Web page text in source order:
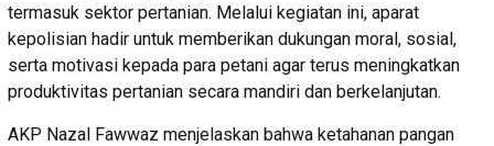
termasuk sektor pertanian. Melalui kegiatan ini, aparat
kepolisian hadir untuk memberikan dukungan moral, sosial,
serta motivasi kepada para petani agar terus meningkatkan
produktivitas pertanian secara mandiri dan berkelanjutan.
AKP Nazal Fawwaz menjelaskan bahwa ketahanan pangan